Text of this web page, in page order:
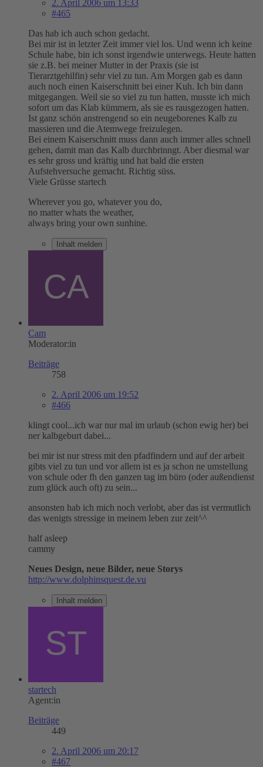
2. April 2006 um 13:33
#465
Das hab ich auch schon gedacht.
Bei mir ist in letzter Zeit immer viel los. Und wenn ich keine
Schule habe, bin ich sonst irgendwie unterwegs. Heute hatten
sie z.B. bei meiner Mutter in der Praxis (sie ist
Tierarztgehilfin) sehr viel zu tun. Am Morgen gab es dann
auch noch einen Kaiserschnitt bei einer Kuh. Ich bin dann
mitgegangen. Weil sie so viel zu tun hatten, musste ich mich
sofort um das Klab kümmern, als sie es rausgezogen hatten.
Ist ganz schön anstrengend so ein neugeborenes Kalb zu
massieren und die Atemwege freizulegen.
Bei einem Kaiserschnitt muss dann auch immer alles schnell
gehen, damit man das Kalb durchbrinngt. Aber diesmal war
es sehr gross und kräftig und hat bald die ersten
Aufstehversuche gemacht. Richtig süss.
Viele Grüsse startech
Wherever you go, whatever you do,
no matter whats the weather,
always bring your own sunhine.
Inhalt melden
Cam
Moderator:in
Beiträge
758
2. April 2006 um 19:52
#466
klingt cool...ich war nur mal im urlaub (schon ewig her) bei
ner kalbgeburt dabei...
bei mir ist nur stress mit den pfadfindern und auf der arbeit
gibts viel zu tun und vor allem ist es ja schon ne umstellung
von schule oder fh den ganzen tag im büro (oder außendienst
zum glück auch oft) zu sein...
ansonsten hab ich mich noch verlobt, aber das ist vermutlich
das wenigts stressige in meinem leben zur zeit^^
half asleep
cammy
Neues Design, neue Bilder, neue Storys
http://www.dolphinsquest.de.vu
Inhalt melden
startech
Agent:in
Beiträge
449
2. April 2006 um 20:17
#467